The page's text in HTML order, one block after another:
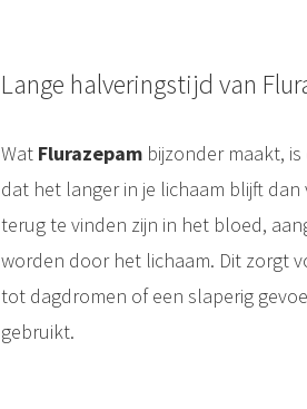
Lange halveringstijd van
WatFlurazepambijzonder maakt,
dat het langer in je lichaam blijft dan
terug te vinden zijn in het bloed,
worden door het lichaam. Dit zorgt
tot dagdromen of een slaperig
gebruikt.